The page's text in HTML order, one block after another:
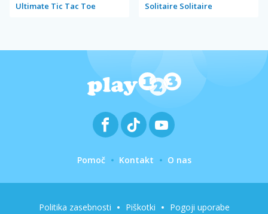
Ultimate Tic Tac Toe Solitaire Solitaire
Pomoč Kontakt O nas
Politika zasebnosti Piškotki Pogoji uporabe